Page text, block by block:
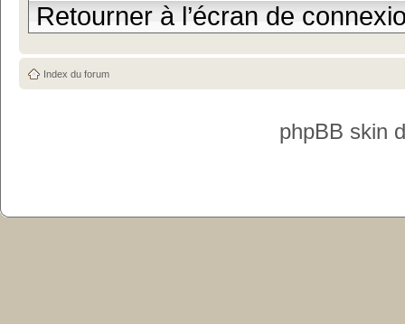
Retourner à l’écran de
Index du forum
phpBB skin